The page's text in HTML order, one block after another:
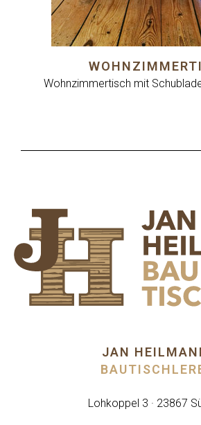
Wohnzimmertisch mit
JAN
Lohkoppel 3 · 23867